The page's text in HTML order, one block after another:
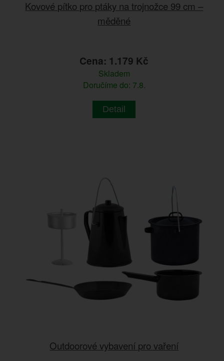
Kovové pítko pro ptáky na trojnožce 99 cm –
měděné
Cena: 1.179 Kč
Skladem
Doručíme do: 7.8.
Detail
Outdoorové vybavení pro vaření